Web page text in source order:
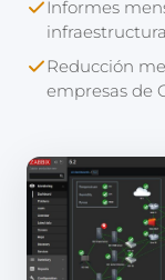
Informes
infraestructura
Reducción
empresas de